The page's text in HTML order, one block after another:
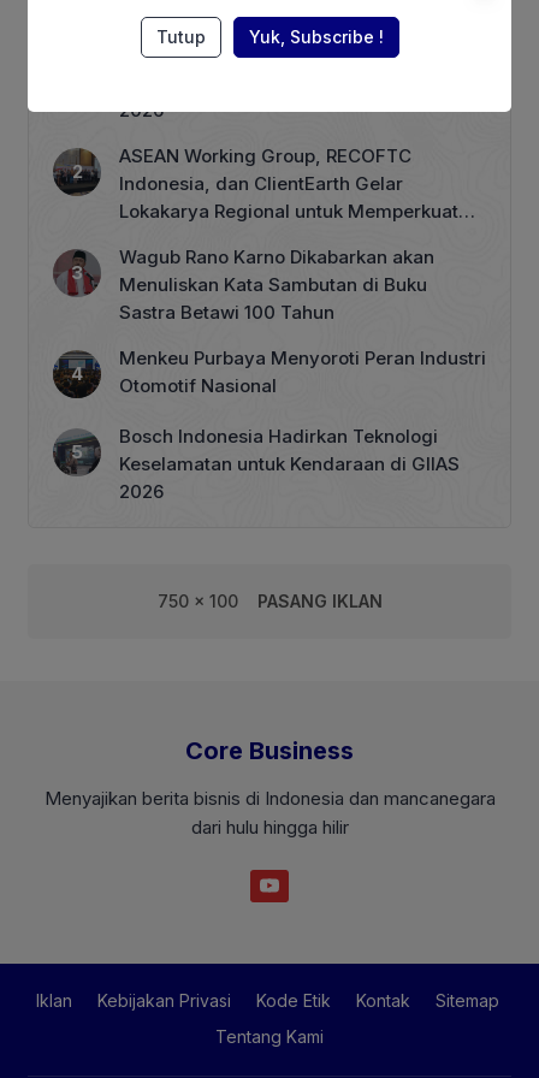
Terhimpit Persoalan Keuangan, PT GNI
2026
ASEAN Working Group, RECOFTC
Indonesia, dan ClientEarth Gelar
Lokakarya Regional untuk Memperkuat
Wagub Rano Karno Dikabarkan akan
Menuliskan Kata Sambutan di Buku
Sastra Betawi 100 Tahun
Menkeu Purbaya Menyoroti Peran Industri
Otomotif Nasional
Bosch Indonesia Hadirkan Teknologi
Keselamatan untuk Kendaraan di GIIAS
2026
750 x 100 PASANG IKLAN
Core Business
Menyajikan berita bisnis di Indonesia dan mancanegara
dari hulu hingga hilir
Iklan Kebijakan Privasi Kode Etik Kontak
Sitemap
Tentang Kami
Tutup Yuk, Subscribe !